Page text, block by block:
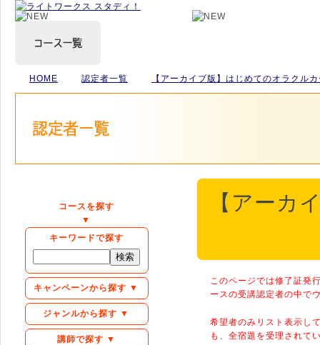
HOME 認定者一覧 【アーカイブ版】はじめてのオラクル
コースを探す
▼
キーワードで探す
キャンペーンから探す ▼
ジャンルから探す ▼
講師で探す ▼
【アーカ
このページでは修了証発
ースの受講認定者の中で
希望者のみリスト表示し
も、全宿題を受理されて